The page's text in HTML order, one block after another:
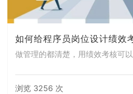
如何给程序员岗位设计绩效
做管理的都清楚，用绩效考核可
浏览 3256 次